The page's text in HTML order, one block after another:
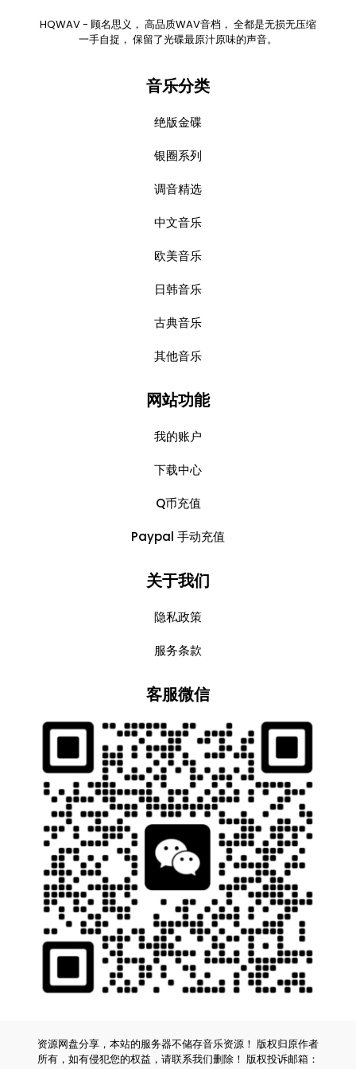
HQWAV - 顾名思义， 高品质WAV音档， 全都是无损无压缩
一手自捉， 保留了光碟最原汁原味的声音。
音乐分类
绝版金碟
银圈系列
调音精选
中文音乐
欧美音乐
日韩音乐
古典音乐
其他音乐
网站功能
我的账户
下载中心
Q币充值
Paypal 手动充值
关于我们
隐私政策
服务条款
客服微信
资源网盘分享，本站的服务器不储存音乐资源！ 版权归原作者
所有，如有侵犯您的权益，请联系我们删除！ 版权投诉邮箱：